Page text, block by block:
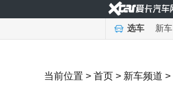
选车 新车
当前位置 > 首页 > 新车频道 >